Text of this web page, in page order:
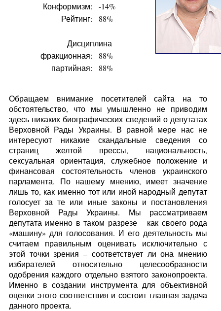
Конформизм:
-14%
Рейтинг:
88%
Дисциплина
фракционная:
88%
партийная:
88%
Обращаем внимание посетителей сайта на то
обстоятельство, что мы умышленно не приводим
здесь никаких биографических сведений о депутатах
Верховной Рады Украины. В равной мере нас не
интересуют никакие скандальные сведения со
страниц желтой прессы, национальность,
сексуальная ориентация, служебное положение и
финансовая состоятельность членов украинского
парламента. По нашему мнению, имеет значение
лишь то, как именно тот или иной народный депутат
голосует за те или иные законы и постановления
Верховной Рады Украины. Мы рассматриваем
депутата именно в таком разрезе – как своего рода
«машину» для голосования. И его деятельность мы
считаем правильным оценивать исключительно с
этой точки зрения – соответствует ли она мнению
избирателей относительно целесообразности
одобрения каждого отдельно взятого законопроекта.
Именно в создании инструмента для объективной
оценки этого соответствия и состоит главная задача
данного проекта.